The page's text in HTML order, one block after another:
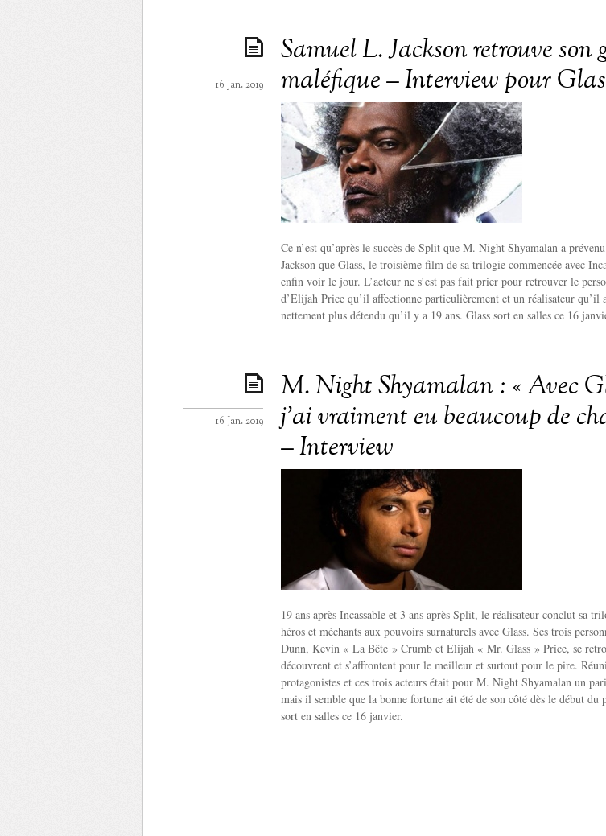
Samuel L. Jackson retrouve son
maléfique – Interview pour
16 Jan. 2019
Ce n’est qu’après le succès de Split que M. Night Shyamalan a
Jackson que Glass, le troisième film de sa trilogie commencée avec
enfin voir le jour. L’acteur ne s’est pas fait prier pour retrouver le
d’Elijah Price qu’il affectionne particulièrement et un réalisateur qu’il
nettement plus détendu qu’il y a 19 ans. Glass sort en salles ce 16
M. Night Shyamalan : « Avec
j’ai vraiment eu beaucoup de
– Interview
16 Jan. 2019
19 ans après Incassable et 3 ans après Split, le réalisateur conclut sa
héros et méchants aux pouvoirs surnaturels avec Glass. Ses trois
Dunn, Kevin « La Bête » Crumb et Elijah « Mr. Glass » Price, se
découvrent et s’affrontent pour le meilleur et surtout pour le pire.
protagonistes et ces trois acteurs était pour M. Night Shyamalan un
mais il semble que la bonne fortune ait été de son côté dès le début du
sort en salles ce 16 janvier.